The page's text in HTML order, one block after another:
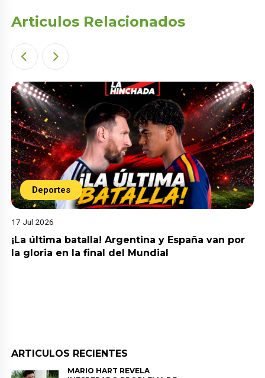
Articulos Relacionados
Deportes
17 Jul 2026
¡La última batalla! Argentina y España van por
la gloria en la final del Mundial
ARTICULOS RECIENTES
MARIO HART REVELA